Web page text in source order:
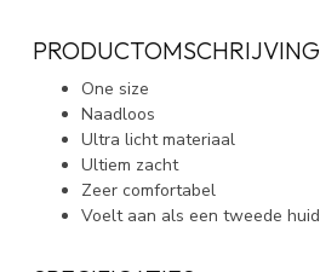
PRODUCTOMSCHRIJVING
One size
Naadloos
Ultra licht materiaal
Ultiem zacht
Zeer comfortabel
Voelt aan als een tweede huid